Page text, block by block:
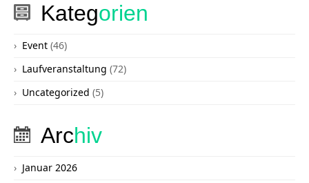
Kategorien
Event (46)
Laufveranstaltung (72)
Uncategorized (5)
Archiv
Januar 2026